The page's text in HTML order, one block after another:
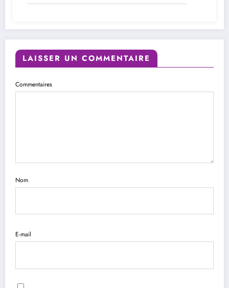
LAISSER UN COMMENTAIRE
Commentaires
Nom
E-mail